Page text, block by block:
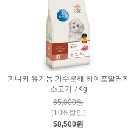
피니키 유기농 가수분해 하이포알러지
소고기 7Kg
65,000원
(10%할인)
58,500원